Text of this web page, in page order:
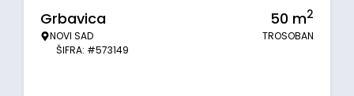
Grbavica
NOVI SAD
ŠIFRA: #573149
50 m2
TROSOBAN